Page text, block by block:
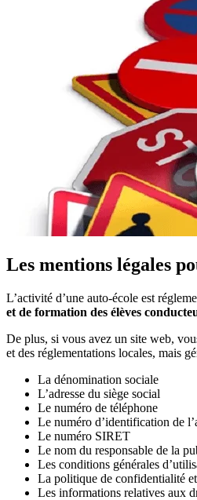
Les mentions légales
L’activité d’une auto-école est
et de formation des élèves
De plus, si vous avez un site web,
et des réglementations locales, mais
La dénomination sociale
L’adresse du siège social
Le numéro de téléphone
Le numéro d’identification de
Le numéro SIRET
Le nom du responsable de la
Les conditions générales
La politique de confidentialité
Les informations relatives aux